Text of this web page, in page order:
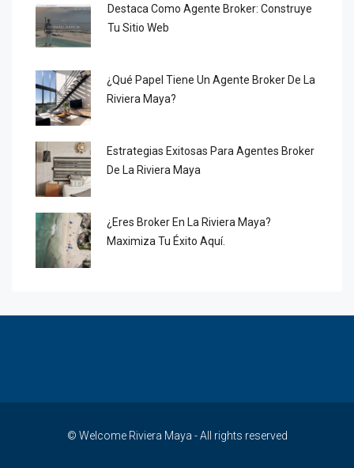
Destaca Como Agente Broker: Construye
Tu Sitio Web
¿Qué Papel Tiene Un Agente Broker De La
Riviera Maya?
Estrategias Exitosas Para Agentes Broker
De La Riviera Maya
¿Eres Broker En La Riviera Maya?
Maximiza Tu Éxito Aquí.
© Welcome Riviera Maya - All rights reserved